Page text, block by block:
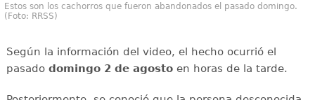
Estos son los cachorros que fueron abandonados el pasado domingo.
(Foto: RRSS)
Según la información del video, el hecho ocurrió el
pasado domingo 2 de agostoen horas de la tarde.